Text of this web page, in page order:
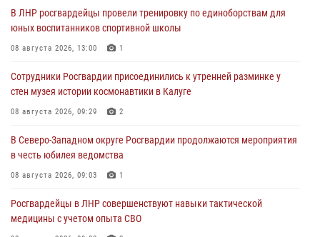
В ЛНР росгвардейцы провели тренировку по единоборствам для
юных воспитанников спортивной школы
08 августа 2026, 13:00 1
Сотрудники Росгвардии присоединились к утренней разминке у
стен музея истории космонавтики в Калуге
08 августа 2026, 09:29 2
В Северо-Западном округе Росгвардии продолжаются мероприятия
в честь юбилея ведомства
08 августа 2026, 09:03 1
Росгвардейцы в ЛНР совершенствуют навыки тактической
медицины с учетом опыта СВО